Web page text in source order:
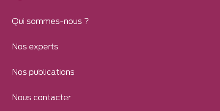
Qui sommes-nous ?
Nos experts
Nos publications
Nous contacter